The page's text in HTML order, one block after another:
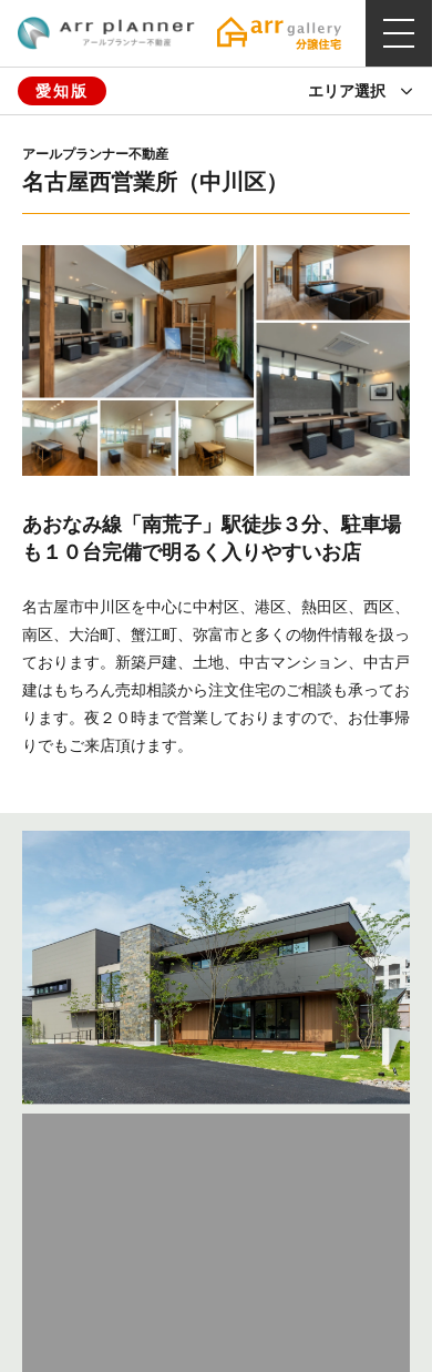
愛知版 エリア選択
アールプランナー不動産
名古屋西営業所（中川区）
あおなみ線「南荒子」駅徒歩３分、駐車場
も１０台完備で明るく入りやすいお店
名古屋市中川区を中心に中村区、港区、熱田区、西区、
南区、大治町、蟹江町、弥富市と多くの物件情報を扱っ
ております。新築戸建、土地、中古マンション、中古戸
建はもちろん売却相談から注文住宅のご相談も承ってお
ります。夜２０時まで営業しておりますので、お仕事帰
りでもご来店頂けます。